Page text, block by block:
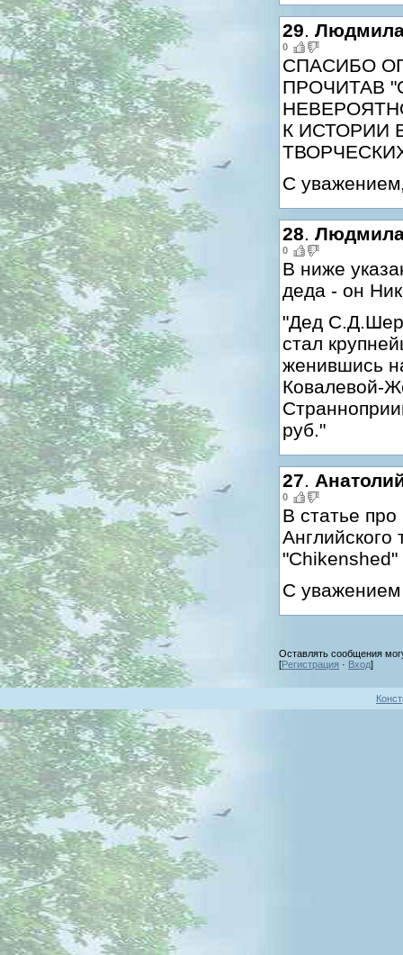
29.
0
СПАСИБО
ПРОЧИТАВ
К ИСТОРИИ
С
28.
0
В ниже
деда - он
"Дед
стал
женившись
Ковалевой-
руб."
27.
0
В статье
"Chikenshed"
С
Оставлять сообщения
[Регистрация · Вход]